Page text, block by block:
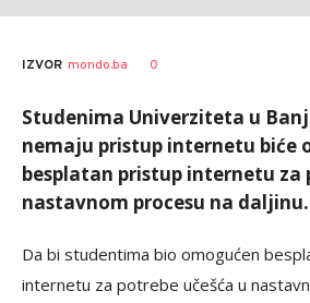
IZVOR mondo.ba 0
Studenima Univerziteta u
nemaju pristup internetu biće
besplatan pristup internetu za
nastavnom procesu na daljinu.
Da bi studentima bio omogućen
internetu za potrebe učešća u